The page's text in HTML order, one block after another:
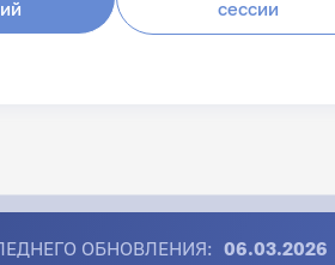
сессии
ОБНОВЛЕНИЯ: 06.03.2026